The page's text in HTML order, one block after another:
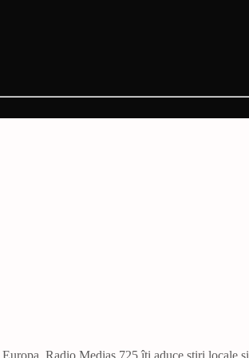
Radio Mediaș 725 îți aduce știri locale